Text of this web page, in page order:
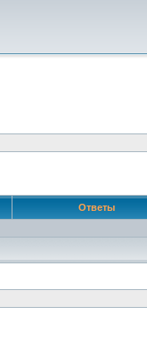
Ответы